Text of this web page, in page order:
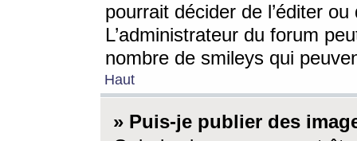
pourrait décider de l’éditer
L’administrateur du forum
nombre de smileys qui
Haut
» Puis-je publier des